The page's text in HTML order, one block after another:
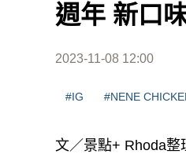
週年 新口
2023-11-08 12:00
#IG #NENE
文／景點+ Rhoda整